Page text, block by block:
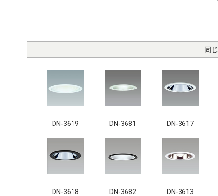
同
DN-3619 DN-3681 DN-3617
DN-3618 DN-3682 DN-3613